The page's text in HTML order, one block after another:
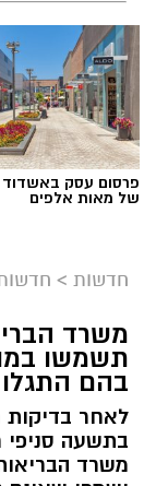
צילום:
תאונת דרכים
היום בכביש 4 לכיוון דרום, סמוך לצומת עד הלום.
פרסום עסק
של מאות אלפים
חדשות >
משרד
תשמשו
בהם
לאחר בדיקות
בתשעה
משרד